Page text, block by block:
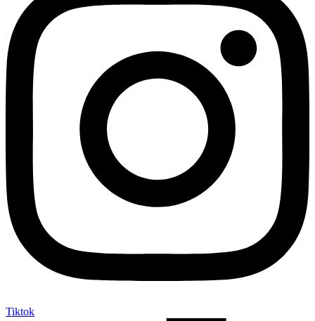
Tiktok